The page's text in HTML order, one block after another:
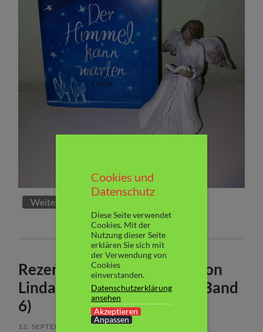
Weiterlesen
Rezension: „Feuernächte“ von
Linda Mignani (Federzirkel Band
6)
12. SEPTEMBER 2019 / KEINE KOMMENTARE
Cookies und
Datenschutz
Diese Seite verwendet
Cookies. Mit der
Nutzung dieser Seite
erklären Sie sich mit
der Verwendung von
Cookies
einverstanden.
Datenschutzerklärung
ansehen
Akzeptieren
Anpassen